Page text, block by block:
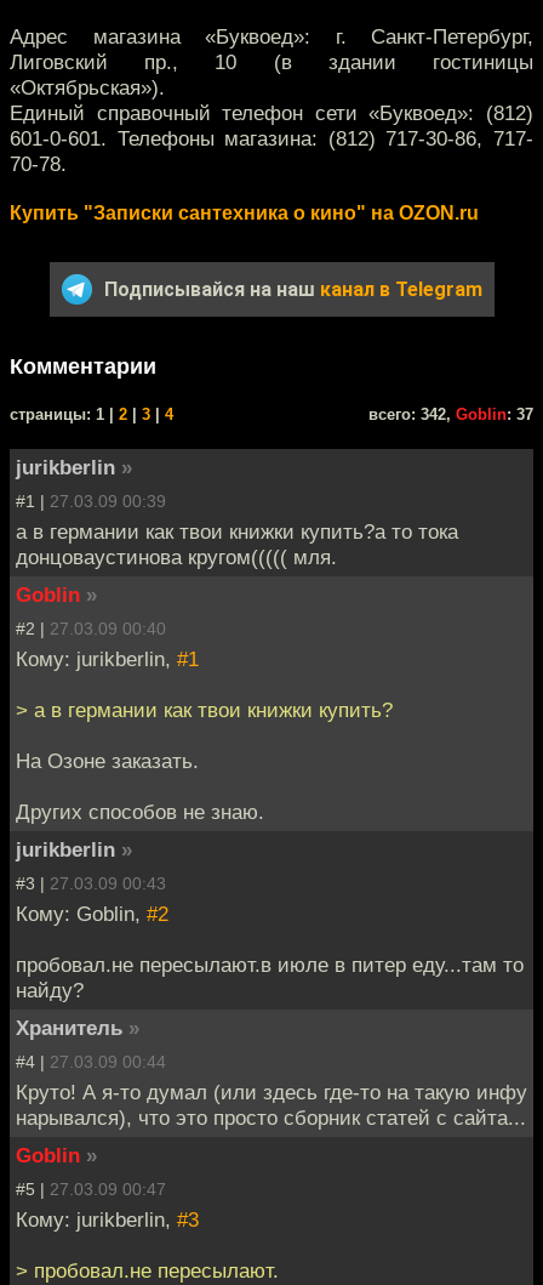
Адрес магазина «Буквоед»: г. Санкт-Петербург,
Лиговский пр., 10 (в здании гостиницы
«Октябрьская»).
Единый справочный телефон сети «Буквоед»: (812)
601-0-601. Телефоны магазина: (812) 717-30-86, 717-
70-78.
Купить "Записки сантехника о кино" на OZON.ru
Подписывайся на наш канал в Telegram
Комментарии
cтраницы: 1 | 2 3 4 всего: 342, Goblin: 37
jurikberlin »
#1 | 27.03.09 00:39
а в германии как твои книжки купить?а то тока
донцоваустинова кругом((((( мля.
Goblin »
#2 | 27.03.09 00:40
Кому: jurikberlin, #1
> а в германии как твои книжки купить?
На Озоне заказать.
Других способов не знаю.
jurikberlin »
#3 | 27.03.09 00:43
Кому: Goblin, #2
пробовал.не пересылают.в июле в питер еду...там то
найду?
Хранитель »
#4 | 27.03.09 00:44
Круто! А я-то думал (или здесь где-то на такую инфу
нарывался), что это просто сборник статей с сайта...
Goblin »
#5 | 27.03.09 00:47
Кому: jurikberlin, #3
> пробовал.не пересылают.